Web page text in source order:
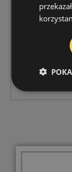
1. Hrana
2.
4. Irigačno-